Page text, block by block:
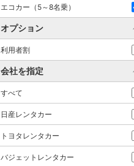
エコカー（5～8名乗）
オプション
利用者割
会社を指定
すべて
日産レンタカー
トヨタレンタカー
バジェットレンタカー